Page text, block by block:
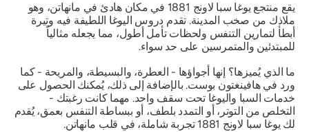
يقع منتجع يوغا سبا لاونج 1881 في مكان هادئ في مانهاتن، وهو
ملاذك من صخب المدينة. تقدم دروس اليوغا اللطيفة فيه وتيرة
أبطأ لتمارين التنفس ولحظات تأمل أطول، مما يجعله مثالياً
للمبتدئين والمتمرسين على حد سواء.
ما الذي يُميزها؟ إنها أجواؤها - العطرة، والبسيطة، والمريحة - كما
ورد في هافينغتون بوست. بالإضافة إلى ذلك، يُمكنك الحصول على
خدمات السبا واليوغا تحت سقف واحد. مهما كانت رغبتك -
التخلص من التوتر، أو التمدد بلطف، أو ببساطة التنفس بعمق، يُقدم
لك يوغا سبا لاونج 1881 تجربة شاملة، في قلب مانهاتن.